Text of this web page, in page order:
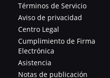
Términos de Servicio
Aviso de privacidad
Centro Legal
Cumplimiento de Firma
Electrónica
Asistencia
Notas de publicación